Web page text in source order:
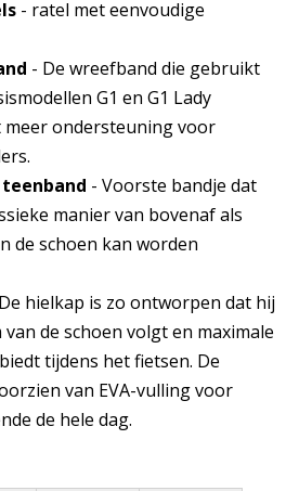
- ratel met eenvoudige
- De wreefband die gebruikt
G1 en G1 Lady
ondersteuning voor
- Voorste bandje dat
manier van bovenaf als
de schoen kan worden
hielkap is zo ontworpen dat hij
de schoen volgt en maximale
tijdens het fietsen. De
van EVA-vulling voor
de hele dag.